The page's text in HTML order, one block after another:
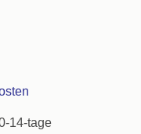
14-tage